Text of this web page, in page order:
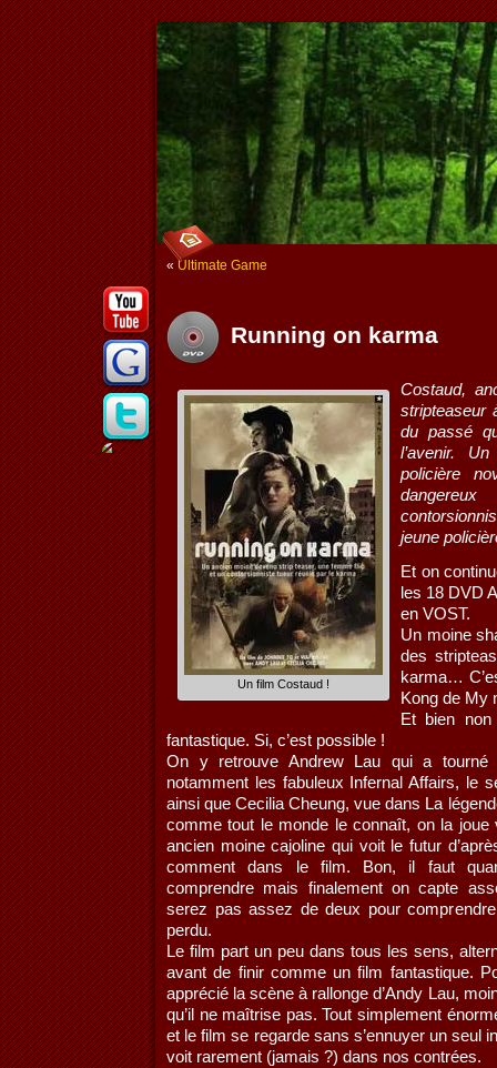
« Ultimate Game
Running on karma
Un film Costaud !
Costaud,
stripteaseur
du passé
l’avenir.
policière
jeune
Et on
les 18 DVD
en VOST.
Un moine
des
karma…
Kong de My
Et bien non
fantastique. Si, c’est possible !
On y retrouve Andrew Lau qui a
notamment les fabuleux Infernal Affairs, le
ainsi que Cecilia Cheung, vue dans La
comme tout le monde le connaît, on la
ancien moine cajoline qui voit le futur
comment dans le film. Bon, il faut
comprendre mais finalement on capte
serez pas assez de deux pour
perdu.
Le film part un peu dans tous les sens,
avant de finir comme un film fantastique.
apprécié la scène à rallonge d’Andy Lau,
qu’il ne maîtrise pas. Tout simplement
et le film se regarde sans s’ennuyer un seul
voit rarement (jamais ?) dans nos contrées.